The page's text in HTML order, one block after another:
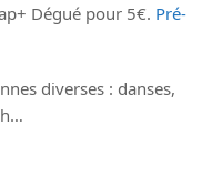
Dégué pour 5€. Pré-
diverses : danses,